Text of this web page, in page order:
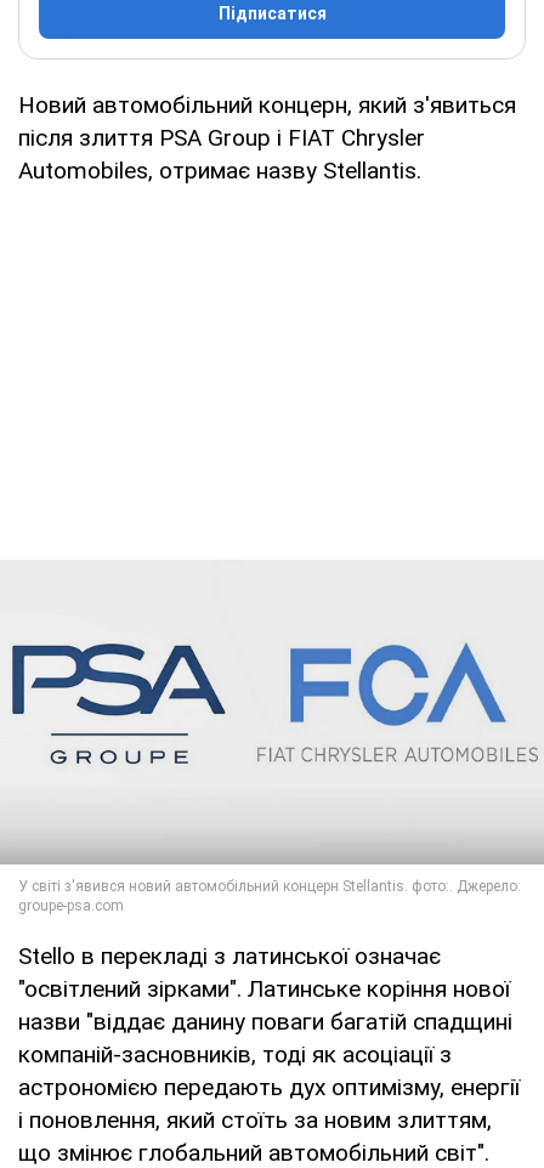
Підписатися
Новий автомобільний концерн, який з'явиться
після злиття PSA Group і FIAT Chrysler
Automobiles, отримає назву Stellantis.
Stello в перекладі з латинської означає
"освітлений зірками". Латинське коріння нової
назви "віддає данину поваги багатій спадщині
компаній-засновників, тоді як асоціації з
астрономією передають дух оптимізму, енергії
і поновлення, який стоїть за новим злиттям,
що змінює глобальний автомобільний світ".